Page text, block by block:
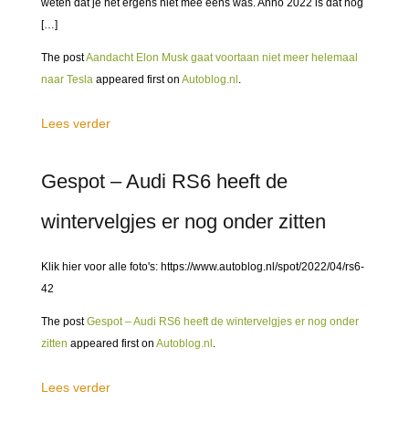
weten dat je het ergens niet mee eens was. Anno 2022 is dat nog
[…]
The postAandacht Elon Musk gaat voortaan niet meer helemaal
naar Tesla appeared first on Autoblog.nl .
Lees verder
Gespot – Audi RS6 heeft de
wintervelgjes er nog onder zitten
Klik hier voor alle foto's: https://www.autoblog.nl/spot/2022/04/rs6-
42
The postGespot – Audi RS6 heeft de wintervelgjes er nog onder
zitten appeared first on Autoblog.nl .
Lees verder